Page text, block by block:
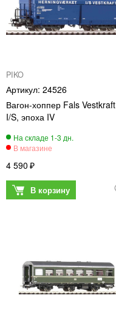
PIKO
24526
Вагон-хоппер Fals Vestkraft
I/S, эпоха IV
4 590